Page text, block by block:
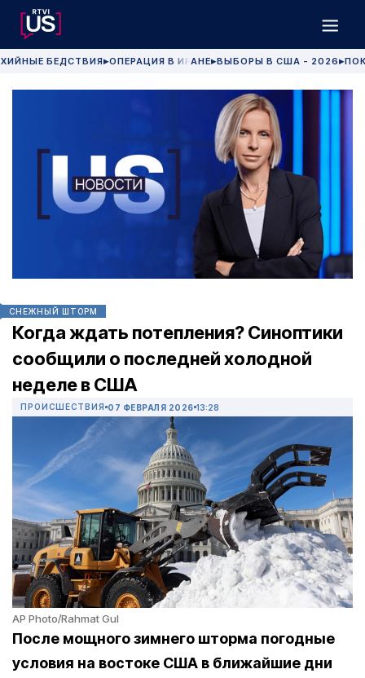
БЕДСТВИЯ▶ОПЕРАЦИЯ В ИРАНЕ▶ВЫБОРЫ В США - 2026 ▶
СНЕЖНЫЙ ШТОРМ
Когда ждать потепления? Синоптики
сообщили о последней холодной
неделе в США
ПРОИСШЕСТВИЯ 07 ФЕВРАЛЯ 2026 13:28
AP Photo/Rahmat Gul
После мощного зимнего шторма погодные
условия на востоке США в ближайшие дни